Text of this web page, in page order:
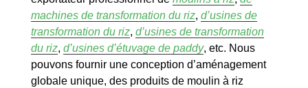
machines de transformation du riz, d’usines de
transformation du riz, d’usines de transformation
du riz, d’usines d’étuvage de paddy, etc. Nous
pouvons fournir une conception d’aménagement
globale unique, des produits de moulin à riz